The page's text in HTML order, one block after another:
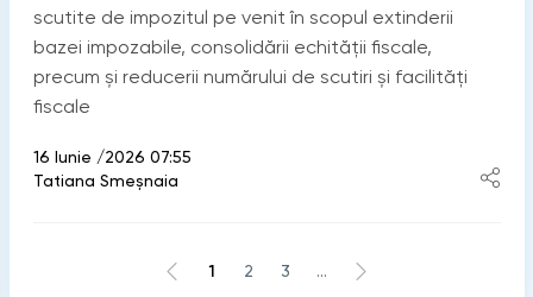
scutite de impozitul pe venit în scopul extinderii
bazei impozabile, consolidării echității fiscale,
precum și reducerii numărului de scutiri și facilități
fiscale
16 Iunie /2026 07:55
Tatiana Smeșnaia
1 2 3 ...